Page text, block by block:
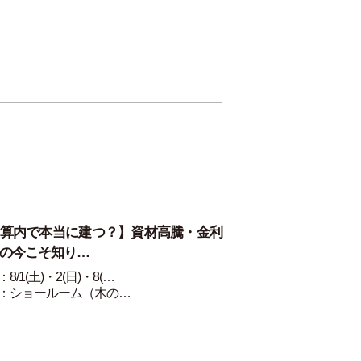
内で本当に建つ？】資材高騰・金利
今こそ知り…
8/1(土)・2(日)・8(…
ショールーム（木の…